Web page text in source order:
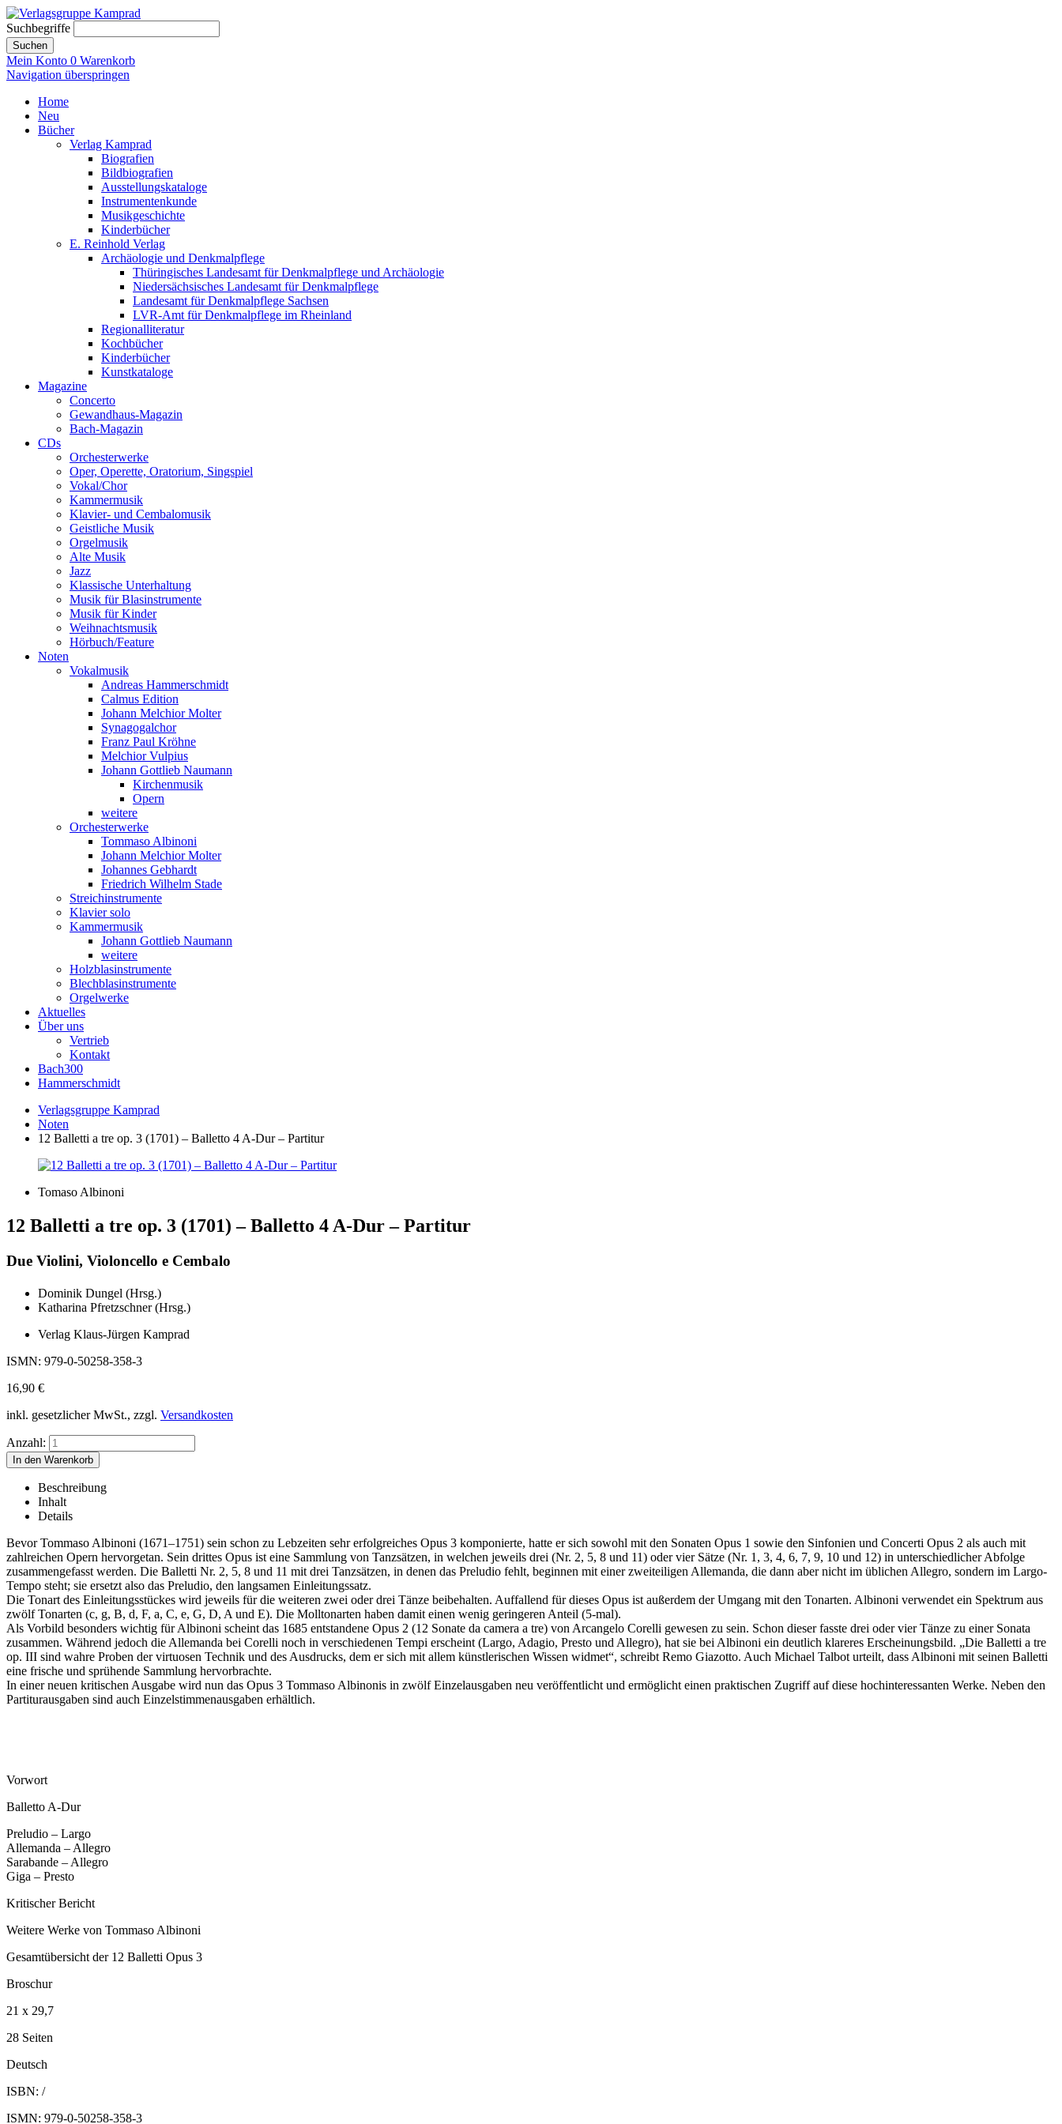
Suchbegriffe
Suchen
Mein Konto 0 Warenkorb
Navigation überspringen
Home
Neu
Bücher
Verlag Kamprad
Biografien
Bildbiografien
Ausstellungskataloge
Instrumentenkunde
Musikgeschichte
Kinderbücher
E. Reinhold Verlag
Archäologie und Denkmalpflege
Thüringisches Landesamt für Denkmalpflege und Archäologie
Niedersächsisches Landesamt für Denkmalpflege
Landesamt für Denkmalpflege Sachsen
LVR-Amt für Denkmalpflege im Rheinland
Regionalliteratur
Kochbücher
Kinderbücher
Kunstkataloge
Magazine
Concerto
Gewandhaus-Magazin
Bach-Magazin
CDs
Orchesterwerke
Oper, Operette, Oratorium, Singspiel
Vokal/Chor
Kammermusik
Klavier- und Cembalomusik
Geistliche Musik
Orgelmusik
Alte Musik
Jazz
Klassische Unterhaltung
Musik für Blasinstrumente
Musik für Kinder
Weihnachtsmusik
Hörbuch/Feature
Noten
Vokalmusik
Andreas Hammerschmidt
Calmus Edition
Johann Melchior Molter
Synagogalchor
Franz Paul Kröhne
Melchior Vulpius
Johann Gottlieb Naumann
Kirchenmusik
Opern
weitere
Orchesterwerke
Tommaso Albinoni
Johann Melchior Molter
Johannes Gebhardt
Friedrich Wilhelm Stade
Streichinstrumente
Klavier solo
Kammermusik
Johann Gottlieb Naumann
weitere
Holzblasinstrumente
Blechblasinstrumente
Orgelwerke
Aktuelles
Über uns
Vertrieb
Kontakt
Bach300
Hammerschmidt
Verlagsgruppe Kamprad
Noten
12 Balletti a tre op. 3 (1701) – Balletto 4 A-Dur – Partitur
Tomaso Albinoni
12 Balletti a tre op. 3 (1701) – Balletto 4 A-Dur – Partitur
Due Violini, Violoncello e Cembalo
Dominik Dungel (Hrsg.)
Katharina Pfretzschner (Hrsg.)
Verlag Klaus-Jürgen Kamprad
ISMN: 979-0-50258-358-3
16,90 €
inkl. gesetzlicher MwSt., zzgl. Versandkosten
Anzahl:
Beschreibung
Inhalt
Details
Bevor Tommaso Albinoni (1671–1751) sein schon zu Lebzeiten sehr erfolgreiches Opus 3 komponierte, hatte er sich sowohl mit den Sonaten Opus 1 sowie den Sinfonien und Concerti Opus 2 als auch mit
zahlreichen Opern hervorgetan. Sein drittes Opus ist eine Sammlung von Tanzsätzen, in welchen jeweils drei (Nr. 2, 5, 8 und 11) oder vier Sätze (Nr. 1, 3, 4, 6, 7, 9, 10 und 12) in unterschiedlicher Abfolge
zusammengefasst werden. Die Balletti Nr. 2, 5, 8 und 11 mit drei Tanzsätzen, in denen das Preludio fehlt, beginnen mit einer zweiteiligen Allemanda, die dann aber nicht im üblichen Allegro, sondern im Largo-
Tempo steht; sie ersetzt also das Preludio, den langsamen Einleitungssatz.
Die Tonart des Einleitungsstückes wird jeweils für die weiteren zwei oder drei Tänze beibehalten. Auffallend für dieses Opus ist außerdem der Umgang mit den Tonarten. Albinoni verwendet ein Spektrum aus
zwölf Tonarten (c, g, B, d, F, a, C, e, G, D, A und E). Die Molltonarten haben damit einen wenig geringeren Anteil (5-mal).
Als Vorbild besonders wichtig für Albinoni scheint das 1685 entstandene Opus 2 (12 Sonate da camera a tre) von Arcangelo Corelli gewesen zu sein. Schon dieser fasste drei oder vier Tänze zu einer Sonata
zusammen. Während jedoch die Allemanda bei Corelli noch in verschiedenen Tempi erscheint (Largo, Adagio, Presto und Allegro), hat sie bei Albinoni ein deutlich klareres Erscheinungsbild. „Die Balletti a tre
op. III sind wahre Proben der virtuosen Technik und des Ausdrucks, dem er sich mit allem künstlerischen Wissen widmet“, schreibt Remo Giazotto. Auch Michael Talbot urteilt, dass Albinoni mit seinen Balletti
eine frische und sprühende Sammlung hervorbrachte.
In einer neuen kritischen Ausgabe wird nun das Opus 3 Tommaso Albinonis in zwölf Einzelausgaben neu veröffentlicht und ermöglicht einen praktischen Zugriff auf diese hochinteressanten Werke. Neben den
Partiturausgaben sind auch Einzelstimmenausgaben erhältlich.
Vorwort
Balletto A-Dur
Preludio – Largo
Allemanda – Allegro
Sarabande – Allegro
Giga – Presto
Kritischer Bericht
Weitere Werke von Tommaso Albinoni
Gesamtübersicht der 12 Balletti Opus 3
Broschur
21 x 29,7
28 Seiten
Deutsch
ISBN: /
ISMN: 979-0-50258-358-3